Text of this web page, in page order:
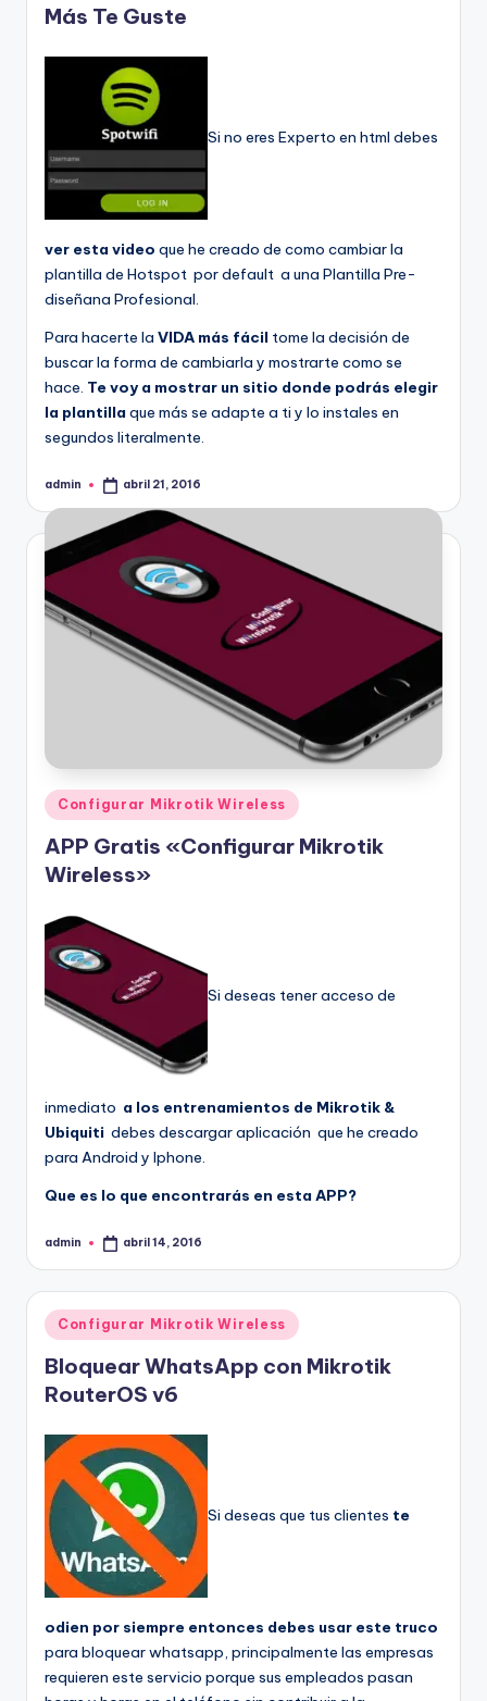
Más Te Guste
Si no eres Experto en html debes
ver esta video que he creado de como cambiar la
plantilla de Hotspot por default a una Plantilla Pre-
diseñana Profesional.
Para hacerte la VIDA más fácil tome la decisión de
buscar la forma de cambiarla y mostrarte como se
hace. Te voy a mostrar un sitio donde podrás elegir
la plantilla que más se adapte a ti y lo instales en
segundos literalmente.
Publicado
admin abril 21, 2016
Publicado
en
Configurar Mikrotik Wireless
APP Gratis «Configurar Mikrotik
Wireless»
Si deseas tener acceso de
inmediato a los entrenamientos de Mikrotik &
Ubiquiti debes descargar aplicación que he creado
para Android y Iphone.
Que es lo que encontrarás en esta APP?
Publicado
admin abril 14, 2016
Publicado
en
Configurar Mikrotik Wireless
Bloquear WhatsApp con Mikrotik
RouterOS v6
Si deseas que tus clientes te
odien por siempre entonces debes usar este truco
para bloquear whatsapp, principalmente las empresas
requieren este servicio porque sus empleados pasan